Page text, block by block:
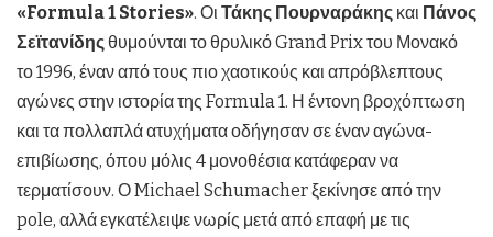
«Formula 1 Stories». Οι Τάκης Πουρναράκης και Πάνος
Σεϊτανίδηςθυμούνται το θρυλικό Grand Prix του Μονακό
το 1996, έναν από τους πιο χαοτικούς και απρόβλεπτους
αγώνες στην ιστορία της Formula 1. Η έντονη βροχόπτωση
και τα πολλαπλά ατυχήματα οδήγησαν σε έναν αγώνα-
επιβίωσης, όπου μόλις 4 μονοθέσια κατάφεραν να
τερματίσουν. Ο Michael Schumacher ξεκίνησε από την
pole, αλλά εγκατέλειψε νωρίς μετά από επαφή με τις